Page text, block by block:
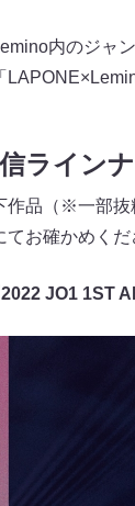
内のジャ
ライン
作品（※一部抜
てお確かめくだ
JO1 1ST